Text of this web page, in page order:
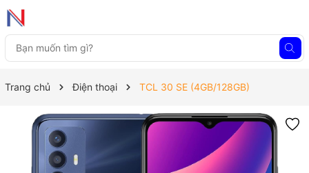
Trang chủ Điện thoại TCL 30 SE (4GB/128GB)